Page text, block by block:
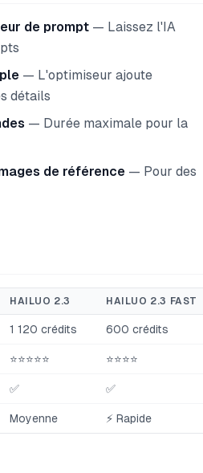
de prompt — Laissez l'IA
— L'optimiseur ajoute
détails
— Durée maximale pour la
de référence — Pour des
HAILUO 2.3 HAILUO 2.3 FAST
1 120 crédits 600 crédits
⭐⭐⭐⭐⭐ ⭐⭐⭐⭐
✅ ✅
Moyenne ⚡ Rapide